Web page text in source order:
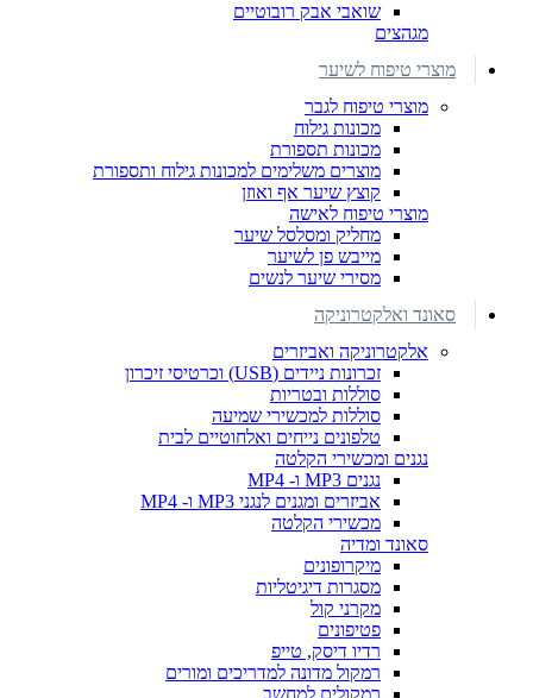
שואבי אבק רובוטיים
מגהצים
מוצרי טיפוח לשיער
מוצרי טיפוח לגבר
מכונות גילוח
מכונות תספורת
מוצרים משלימים למכונות גילוח ותספורת
קוצץ שיער אף ואוזן
מוצרי טיפוח לאישה
מחליק ומסלסל שיער
מייבש פן לשיער
מסירי שיער לנשים
סאונד ואלקטרוניקה
אלקטרוניקה ואביזרים
זכרונות ניידים (USB) וכרטיסי זיכרון
סוללות ובטריות
סוללות למכשירי שמיעה
טלפונים נייחים ואלחוטיים לבית
נגנים ומכשירי הקלטה
נגנים MP3 ו- MP4
אביזרים ומגנים לנגני MP3 ו- MP4
מכשירי הקלטה
סאונד ומדיה
מיקרופונים
מסגרות דיגיטליות
מקרני קול
פטיפונים
רדיו דיסק, טייפ
רמקול מדונה למדריכים ומורים
רמקולים למחשב